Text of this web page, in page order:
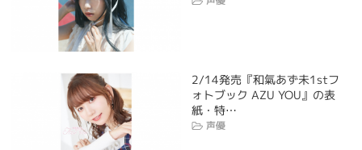
2/14発売『和氣あず未1stフ
ォトブック AZU YOU』の表
紙・特…
声優